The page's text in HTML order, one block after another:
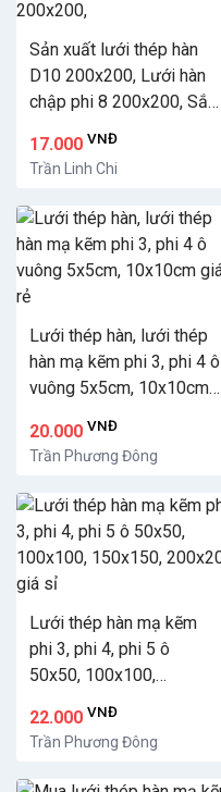
Sản xuất lưới thép hàn
D10 200x200, Lưới hàn
chập phi 8 200x200, Sắt
D8 200x200,
17.000 VNĐ
Trần Linh Chi
Lưới thép hàn, lưới thép
hàn mạ kẽm phi 3, phi 4 ô
vuông 5x5cm, 10x10cm
20.000 VNĐ
Trần Phương Đông
Lưới thép hàn mạ kẽm
phi 3, phi 4, phi 5 ô
50x50, 100x100,
150x150, 200x200 giá sỉ
22.000 VNĐ
Trần Phương Đông